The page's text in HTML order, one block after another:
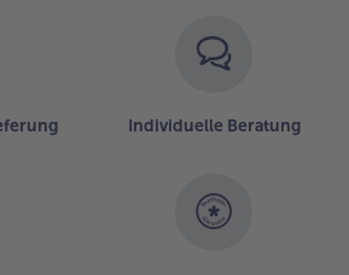
Individuelle Beratung